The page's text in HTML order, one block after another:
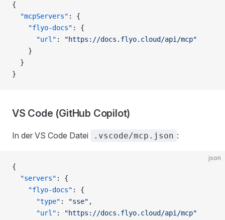
{
  "mcpServers"
: {
    "flyo-docs"
: {
      "url"
:
"https://docs.flyo.cloud/api/mcp"
    }
  }
}
VS Code (GitHub Copilot)
In der VS Code Datei .vscode/mcp.json :
json
{
  "servers"
: {
    "flyo-docs"
: {
      "type"
: "sse" ,
      "url"
:
"https://docs.flyo.cloud/api/mcp"